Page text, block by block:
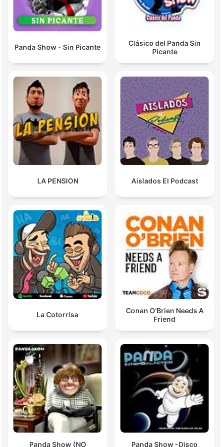
Panda Show - Sin Picante
Clásico del Panda Sin
Picante
LA PENSION Aislados El Podcast
La Cotorrisa
Conan O’Brien Needs A
Friend
Panda Show (NO Panda Show -Disco